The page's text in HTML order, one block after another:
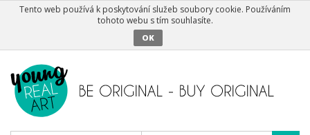
Tento web používá k poskytování služeb soubory cookie. Používáním
tohoto webu s tím souhlasíte.
OK